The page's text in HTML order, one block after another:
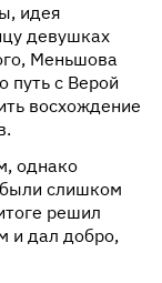
идея
девушках
Меньшова
путь с Верой
восхождение
однако
были слишком
решил
и дал добро,